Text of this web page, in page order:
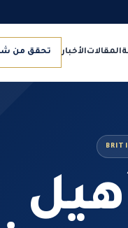
المقالاتالأخبار تحقق من